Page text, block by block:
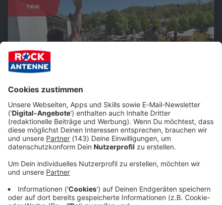
Fotos
Motorradsternfahrt Kulmbach 2025: Unsere Fotos
des Bikerfests
Rund 35.000 Biker und PS-Fans waren bei der 22.
Motorradsternfahrt in Kulmbach - und wir waren für
euch dabei! Hier seht ihr unsere Fotos.
Fotos